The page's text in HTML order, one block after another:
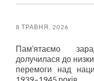
8 ТРАВНЯ, 2026
Пам’ятаємо
долучилася до
перемоги над